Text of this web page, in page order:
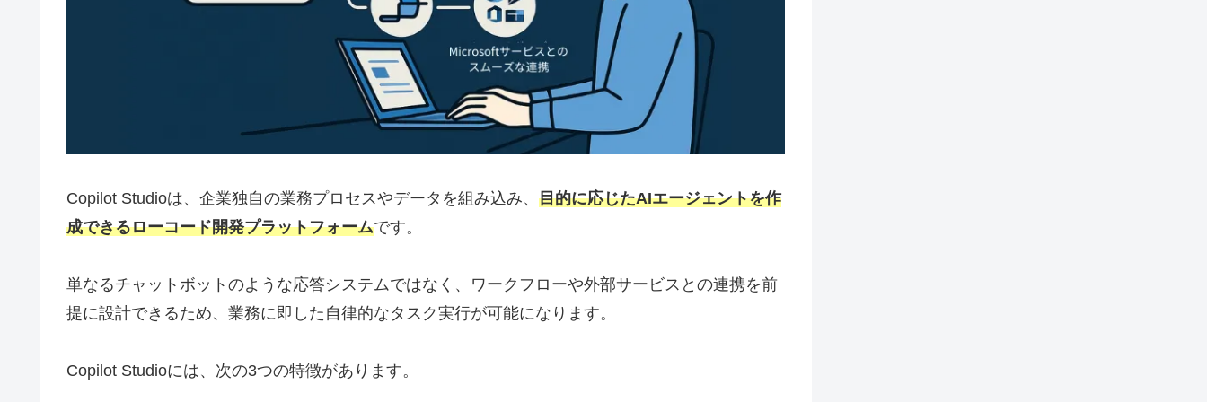
Copilot Studioは、企業独自の業務プロセスやデータを組み込み、 目的に応じたAIエージェントを作
成できるローコード開発プラットフォームです。
単なるチャットボットのような応答システムではなく、ワークフローや外部サービスとの連携を前
提に設計できるため、業務に即した自律的なタスク実行が可能になります。
Copilot Studioには、次の3つの特徴があります。